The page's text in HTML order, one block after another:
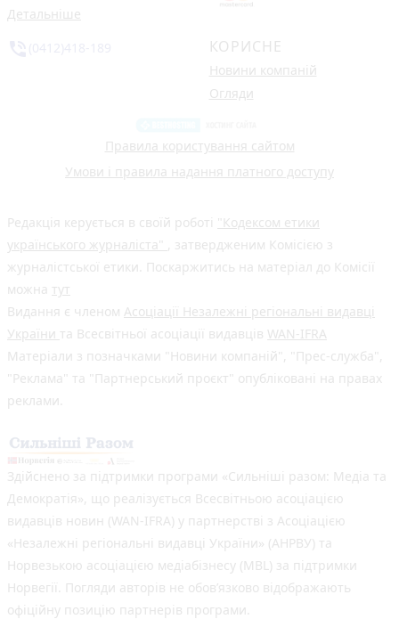
Детальніше
КОРИСНЕ
Новини компаній
Огляди
Правила користування сайтом
Умови і правила надання платного доступу
Редакція керується в своїй роботі "Кодексом етики
українського журналіста"
, затвердженим Комісією з
журналістської етики. Поскаржитись на матеріал до Комісії
можна тут
Видання є членом Асоціації Незалежні регіональні видавці
України та Всесвітньої асоціації видавців WAN-IFRA
Матеріали з позначками "Новини компаній", "Прес-служба",
"Реклама" та "Партнерський проєкт" опубліковані на правах
реклами.
Здійснено за підтримки програми «Сильніші разом: Медіа та
Демократія», що реалізується Всесвітньою асоціацією
видавців новин (WAN-IFRA) у партнерстві з Асоціацією
«Незалежні регіональні видавці України» (АНРВУ) та
Норвезькою асоціацією медіабізнесу (MBL) за підтримки
Норвегії. Погляди авторів не обов’язково відображають
офіційну позицію партнерів програми.